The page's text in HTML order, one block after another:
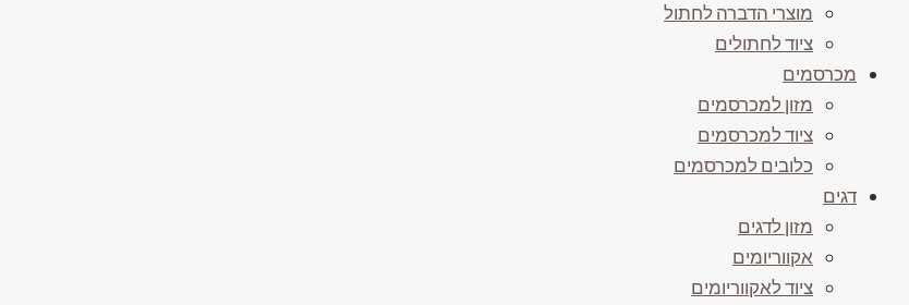
מוצרי הדברה לחתול
ציוד לחתולים
מכרסמים
מזון למכרסמים
ציוד למכרסמים
כלובים למכרסמים
דגים
מזון לדגים
אקווריומים
ציוד לאקווריומים